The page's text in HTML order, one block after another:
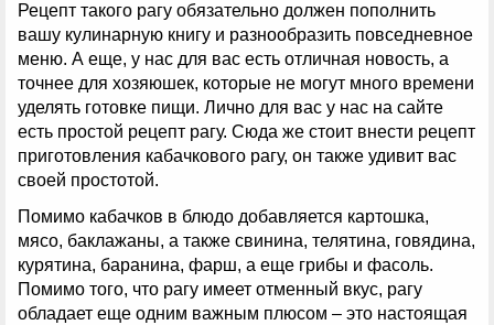
Рецепт такого рагу обязательно должен пополнить
вашу кулинарную книгу и разнообразить повседневное
меню. А еще, у нас для вас есть отличная новость, а
точнее для хозяюшек, которые не могут много времени
уделять готовке пищи. Лично для вас у нас на сайте
есть простой рецепт рагу. Сюда же стоит внести рецепт
приготовления кабачкового рагу, он также удивит вас
своей простотой.
Помимо кабачков в блюдо добавляется картошка,
мясо, баклажаны, а также свинина, телятина, говядина,
курятина, баранина, фарш, а еще грибы и фасоль.
Помимо того, что рагу имеет отменный вкус, рагу
обладает еще одним важным плюсом – это настоящая